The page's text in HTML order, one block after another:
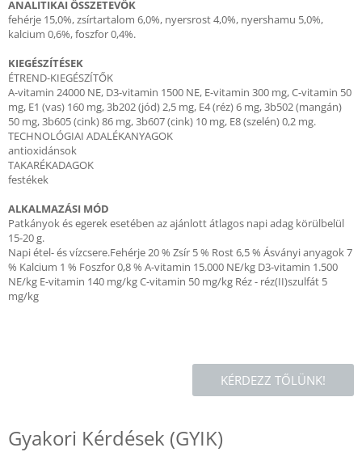
ANALITIKAI ÖSSZETEVŐK
fehérje 15,0%, zsírtartalom 6,0%, nyersrost 4,0%, nyershamu 5,0%,
kalcium 0,6%, foszfor 0,4%.
KIEGÉSZÍTÉSEK
ÉTREND-KIEGÉSZÍTŐK
A-vitamin 24000 NE, D3-vitamin 1500 NE, E-vitamin 300 mg, C-vitamin 50
mg, E1 (vas) 160 mg, 3b202 (jód) 2,5 mg, E4 (réz) 6 mg, 3b502 (mangán)
50 mg, 3b605 (cink) 86 mg, 3b607 (cink) 10 mg, E8 (szelén) 0,2 mg.
TECHNOLÓGIAI ADALÉKANYAGOK
antioxidánsok
TAKARÉKADAGOK
festékek
ALKALMAZÁSI MÓD
Patkányok és egerek esetében az ajánlott átlagos napi adag körülbelül
15-20 g.
Napi étel- és vízcsere.Fehérje 20 % Zsír 5 % Rost 6,5 % Ásványi anyagok 7
% Kalcium 1 % Foszfor 0,8 % A-vitamin 15.000 NE/kg D3-vitamin 1.500
NE/kg E-vitamin 140 mg/kg C-vitamin 50 mg/kg Réz - réz(II)szulfát 5
mg/kg
KÉRDEZZ TŐLÜNK!
Gyakori Kérdések (GYIK)